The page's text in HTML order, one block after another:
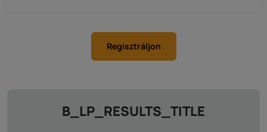
Regisztráljon
B_LP_RESULTS_TITLE